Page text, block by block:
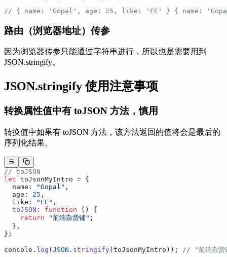
// { name: 'Gopal', age: 25, like: 'FE' } { name:
路由（浏览器地址）传参
因为浏览器传参只能通过字符串进行，所以也是需要用到
JSON.stringify。
JSON.stringify 使用注意事项
转换属性值中有 toJSON 方法，慎用
转换值中如果有 toJSON 方法，该方法返回的值将会是最后的
序列化结果。
// toJSON
let toJsonMyIntro = {
  name:
"Gopal" ,
  age:
25 ,
  like:
"FE" ,
  toJSON
: function () {
    return
"前端杂货铺" ;
  },
};
console. log ( JSON . stringify(toJsonMyIntro)); // "前端杂货